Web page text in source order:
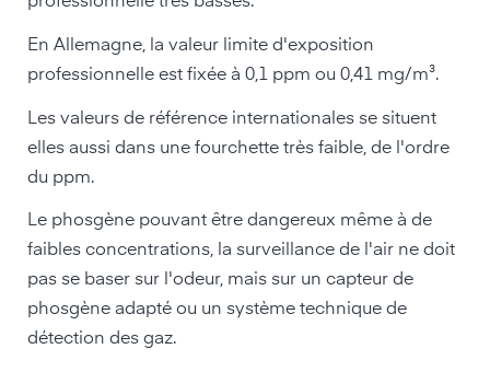
En Allemagne, la valeur limite d'exposition
professionnelle est fixée à 0,1 ppm ou 0,41 mg/m³.
Les valeurs de référence internationales se situent
elles aussi dans une fourchette très faible, de l'ordre
du ppm.
Le phosgène pouvant être dangereux même à de
faibles concentrations, la surveillance de l'air ne doit
pas se baser sur l'odeur, mais sur un capteur de
phosgène adapté ou un système technique de
détection des gaz.